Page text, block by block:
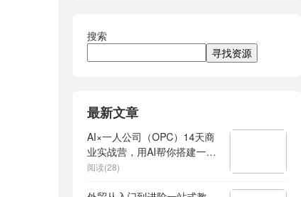
搜索
寻找资源
最新文章
AI×一人公司（OPC）14天商
业实战营，用AI帮你搭建一个
属于你自己的、能独立賺钱的
阅读(28)